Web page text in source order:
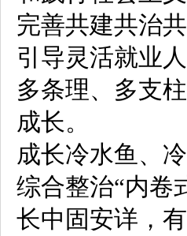
完善共建共治
引导灵活就业
多条理、多支
成长。
成长冷水鱼、
综合整治“内卷
长中固安详，